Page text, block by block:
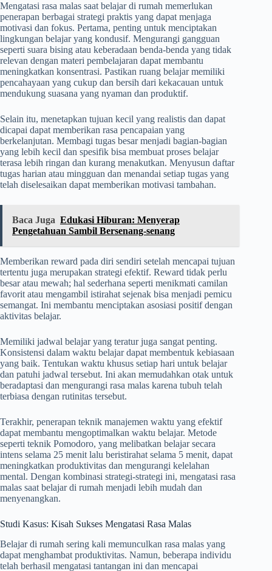
Mengatasi rasa malas saat belajar di rumah memerlukan
penerapan berbagai strategi praktis yang dapat menjaga
motivasi dan fokus. Pertama, penting untuk menciptakan
lingkungan belajar yang kondusif. Mengurangi gangguan
seperti suara bising atau keberadaan benda-benda yang tidak
relevan dengan materi pembelajaran dapat membantu
meningkatkan konsentrasi. Pastikan ruang belajar memiliki
pencahayaan yang cukup dan bersih dari kekacauan untuk
mendukung suasana yang nyaman dan produktif.
Selain itu, menetapkan tujuan kecil yang realistis dan dapat
dicapai dapat memberikan rasa pencapaian yang
berkelanjutan. Membagi tugas besar menjadi bagian-bagian
yang lebih kecil dan spesifik bisa membuat proses belajar
terasa lebih ringan dan kurang menakutkan. Menyusun daftar
tugas harian atau mingguan dan menandai setiap tugas yang
telah diselesaikan dapat memberikan motivasi tambahan.
Baca Juga Edukasi Hiburan: Menyerap
Pengetahuan Sambil Bersenang-senang
Memberikan reward pada diri sendiri setelah mencapai tujuan
tertentu juga merupakan strategi efektif. Reward tidak perlu
besar atau mewah; hal sederhana seperti menikmati camilan
favorit atau mengambil istirahat sejenak bisa menjadi pemicu
semangat. Ini membantu menciptakan asosiasi positif dengan
aktivitas belajar.
Memiliki jadwal belajar yang teratur juga sangat penting.
Konsistensi dalam waktu belajar dapat membentuk kebiasaan
yang baik. Tentukan waktu khusus setiap hari untuk belajar
dan patuhi jadwal tersebut. Ini akan memudahkan otak untuk
beradaptasi dan mengurangi rasa malas karena tubuh telah
terbiasa dengan rutinitas tersebut.
Terakhir, penerapan teknik manajemen waktu yang efektif
dapat membantu mengoptimalkan waktu belajar. Metode
seperti teknik Pomodoro, yang melibatkan belajar secara
intens selama 25 menit lalu beristirahat selama 5 menit, dapat
meningkatkan produktivitas dan mengurangi kelelahan
mental. Dengan kombinasi strategi-strategi ini, mengatasi rasa
malas saat belajar di rumah menjadi lebih mudah dan
menyenangkan.
Studi Kasus: Kisah Sukses Mengatasi Rasa Malas
Belajar di rumah sering kali memunculkan rasa malas yang
dapat menghambat produktivitas. Namun, beberapa individu
telah berhasil mengatasi tantangan ini dan mencapai